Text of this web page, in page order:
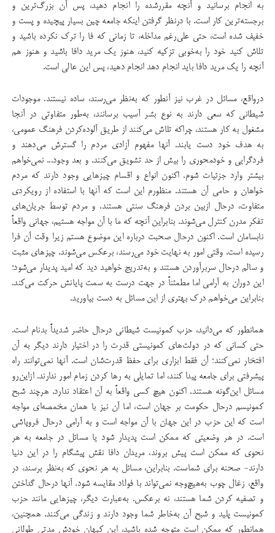
به انجام برسانید و آنچه مقررشده را انجام دهید، پس آن بزرگ‌ترین و
برجسته‌ترین کار است. با درنظر گرفتن اینکه جامعه چين بسيار پيچيده و پست و
خفیف شده است، حتی علی‌رغم مداخله، تا زمانی که فا را ترک نکرده باشید و
تلاش کنید خود را به‌خوبی تزکیه کنید، هنوز یک مرید دافا باشید و هنوز هم
آنچه را یک مرید دافا باید انجام دهد انجام ‌دهید، پس این عالی است.
درواقع، مسائل در غرب نیز آنطور که به‌نظر می‌رسند، ساده نیستند. موجودات
شیطانی که سعی دارند به نوع بشر آسیب برسانند، به‌طور متفاوتی در آنجا
مشغول به کار هستند، چراکه تلاش می‌کنند از طریق آلوده‌کردن فرهنگ عمومی،
به هدف خود دست یابند. آنها مفهوم آزادی مردم را گسترش می‌دهند و
فردگرایی و خود‌محوری را بیش از حد تشویق‌ می‌کنند. و بعد وجود... نمی‌خواهم
بیشتر وارد جزئیات شوم. اکنون انواع و اقسام چیز‌هایی وجود دارند که مردم
خواهان و حامی آن هستند. منظورم این است که آنها با استفاده از رویکرد‌ی
متفاوت، درحال ازبین بردن فرهنگ سنتی هستند. و مردم توسط جریان‌های
تفکر مدرن کنترل می‌شوند. بنابراین آنچه که ما با آن مواجه هستیم، جهانی واقعاً
نابسامان است. اکنون درحال صحبت درباره این موضوع هستم زیرا وقت آن فرا
رسیده است. وقتی امور به نهایت خود می‌رسند، برعکس می‌شوند. چیزهای مثبت
و سالم در‌حال سربرآوردن هستند و به‌تدریج خواهید دید که امید پدیدار می‌شود؛
این دوران به آرامی اما مطمئناً در جهت درست به سمت پایانش حرکت می‌کند.
بنابراین می‌خواهم درک بهتری از این مسائل به دست بیاورید.
همانطور که می‌دانید، حزب کمونیست شیطانی درحال حاضر شدیداً بدنام است.
حتی کسانی که در دولت‌های کمونیستی قدرت را در اختیار دارند دیگر به آن
افتخار نمی‌کنند؛ آن فقط ابزاری برای حفظ قدرت‌شان است. آنها نمی‌توانند راه
پیشرفتی برای جامعه پیدا کنند، اما تمایلی به رها کردن زمام امور ندارند. از‌این‌رو
مسائل این‌گونه هستند. اکنون هیچ کسی واقعاً به آن اعتقاد ندارد. هرچند شبح
کمونیسم درحال حکومت بر جهان است، اما آن نیز با همان مخمصه‌ای مواجه
است که این حزب در این جهان با آن مواجه است و به آرامی درحال فروپاشی
است. در هر وضعیتی که ممکن است پدیدار شود یا مسائل در جامعه به هر
نحوی که ممکن است پیش بروند، مریدان دافا نقش پیشگام را در این دنیا
دارند- صحنه برای شماست. بنابراین، مسائل به هر نحوی که به‌نظر برسند، در
واقع، زغال چوب به‌هیچ‌وجه نمی‌تواند با فولاد مقایسه شود. آنها درحال گداختن
و تصفیه کردن شما هستند، نه برعکس. به‌عبارت دیگر، چیزهایی مانند حزب
کمونیست پلید و شبح آن به‌خاطر شما وجود دارند و زندگی می‌کنند. همچنین،
همانطور که ممکن است متوجه شده باشید، این کیهان خودش مدتی طولانی